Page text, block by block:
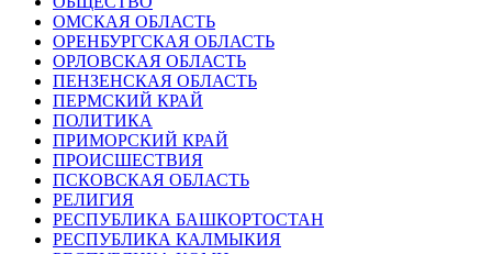
ОМСКАЯ ОБЛАСТЬ
ОРЕНБУРГСКАЯ ОБЛАСТЬ
ОРЛОВСКАЯ ОБЛАСТЬ
ПЕНЗЕНСКАЯ ОБЛАСТЬ
ПЕРМСКИЙ КРАЙ
ПОЛИТИКА
ПРИМОРСКИЙ КРАЙ
ПРОИСШЕСТВИЯ
ПСКОВСКАЯ ОБЛАСТЬ
РЕЛИГИЯ
РЕСПУБЛИКА БАШКОРТОСТАН
РЕСПУБЛИКА КАЛМЫКИЯ